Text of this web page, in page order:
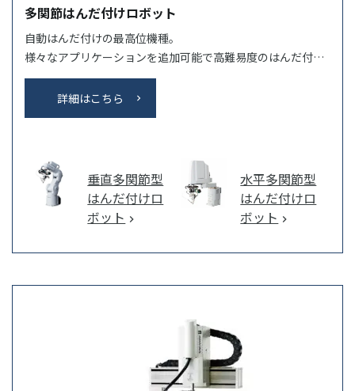
多関節はんだ付けロボット
自動はんだ付けの最高位機種。
様々なアプリケーションを追加可能で高難易度のはんだ付け
自動化を実現できます。
詳細はこちら
垂直多関節型
はんだ付けロ
ボット
水平多関節型
はんだ付けロ
ボット